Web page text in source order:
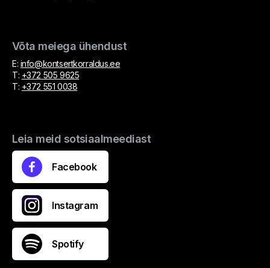
Võta meiega ühendust
E: info@kontsertkorraldus.ee
T: +372 505 9625
T: +372 551 0038
Leia meid sotsiaalmeediast
Facebook
Instagram
Spotify